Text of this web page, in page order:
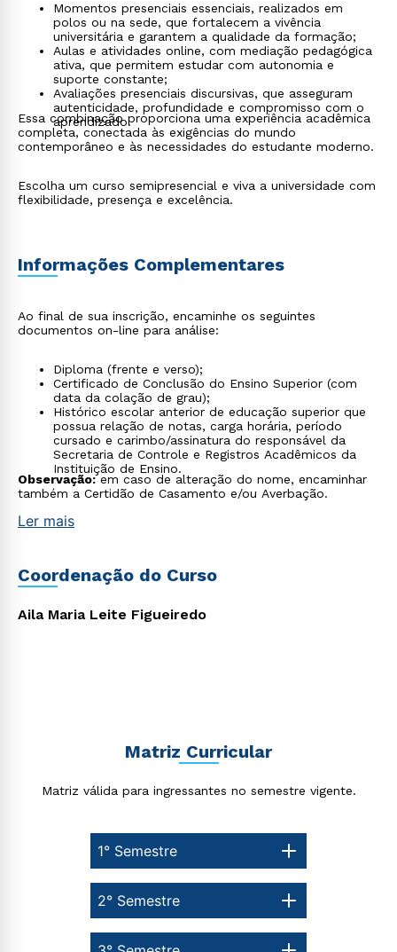
Momentos presenciais essenciais, realizados em
polos ou na sede, que fortalecem a vivência
universitária e garantem a qualidade da formação;
Aulas e atividades online, com mediação pedagógica
ativa, que permitem estudar com autonomia e
suporte constante;
Avaliações presenciais discursivas, que asseguram
autenticidade, profundidade e compromisso com o
aprendizado.
Essa combinação proporciona uma experiência acadêmica
completa, conectada às exigências do mundo
contemporâneo e às necessidades do estudante moderno.
Escolha um curso semipresencial e viva a universidade com
flexibilidade, presença e excelência.
Informações Complementares
Ao final de sua inscrição, encaminhe os seguintes
documentos on-line para análise:
Diploma (frente e verso);
Certificado de Conclusão do Ensino Superior (com
data da colação de grau);
Histórico escolar anterior de educação superior que
possua relação de notas, carga horária, período
cursado e carimbo/assinatura do responsável da
Secretaria de Controle e Registros Acadêmicos da
Instituição de Ensino.
Observação:em caso de alteração do nome, encaminhar
também a Certidão de Casamento e/ou Averbação.
Ler mais
Coordenação do Curso
Aila Maria Leite Figueiredo
Matriz Curricular
Matriz válida para ingressantes no semestre vigente.
1° Semestre
2° Semestre